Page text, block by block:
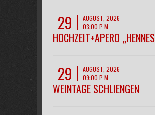
29
AUGUST, 2026
03:00 P.M.
HOCHZEIT+APERO „HENNES
29
AUGUST, 2026
09:00 P.M.
WEINTAGE SCHLIENGEN